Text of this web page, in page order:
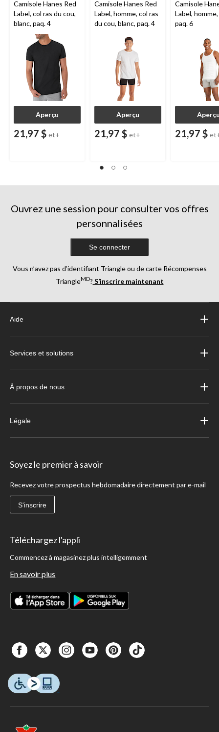
Camisole Hanes Red
Label, col ras du cou,
blanc, paq. 4
Aperçu
21,97 $ et+
Camisole Hanes Red
Label, homme, col ras
du cou, blanc, paq. 4
Aperçu
21,97 $ et+
Camisole
Label,
paq. 6
21,97 $
Ouvrez une session pour consulter vos offres
personnalisées
Se connecter
Vous n’avez pas d’identifiant Triangle ou de carte Récompenses
TriangleMD? S’inscrire maintenant
Aide
Services et solutions
À propos de nous
Légale
Soyez le premier à savoir
Recevez votre prospectus hebdomadaire directement par e-mail
S'inscrire
Téléchargez l'appli
Commencez à magasinez plus intelligemment
En savoir plus